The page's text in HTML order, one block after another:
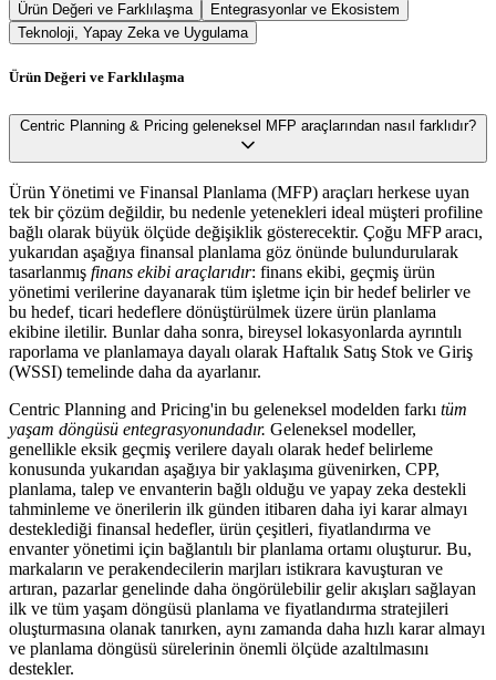
Ürün Değeri ve Farklılaşma
Entegrasyonlar ve Ekosistem
Teknoloji, Yapay Zeka ve Uygulama
Ürün Değeri ve Farklılaşma
Centric Planning & Pricing geleneksel MFP araçlarından nasıl farklıdır?
Ürün Yönetimi ve Finansal Planlama (MFP) araçları herkese uyan
tek bir çözüm değildir, bu nedenle yetenekleri ideal müşteri profiline
bağlı olarak büyük ölçüde değişiklik gösterecektir. Çoğu MFP aracı,
yukarıdan aşağıya finansal planlama göz önünde bulundurularak
tasarlanmış finans ekibi araçlarıdır: finans ekibi, geçmiş ürün
yönetimi verilerine dayanarak tüm işletme için bir hedef belirler ve
bu hedef, ticari hedeflere dönüştürülmek üzere ürün planlama
ekibine iletilir. Bunlar daha sonra, bireysel lokasyonlarda ayrıntılı
raporlama ve planlamaya dayalı olarak Haftalık Satış Stok ve Giriş
(WSSI) temelinde daha da ayarlanır.
Centric Planning and Pricing'in bu geleneksel modelden farkı tüm
yaşam döngüsü entegrasyonundadır. Geleneksel modeller,
genellikle eksik geçmiş verilere dayalı olarak hedef belirleme
konusunda yukarıdan aşağıya bir yaklaşıma güvenirken, CPP,
planlama, talep ve envanterin bağlı olduğu ve yapay zeka destekli
tahminleme ve önerilerin ilk günden itibaren daha iyi karar almayı
desteklediği finansal hedefler, ürün çeşitleri, fiyatlandırma ve
envanter yönetimi için bağlantılı bir planlama ortamı oluşturur. Bu,
markaların ve perakendecilerin marjları istikrara kavuşturan ve
artıran, pazarlar genelinde daha öngörülebilir gelir akışları sağlayan
ilk ve tüm yaşam döngüsü planlama ve fiyatlandırma stratejileri
oluşturmasına olanak tanırken, aynı zamanda daha hızlı karar almayı
ve planlama döngüsü sürelerinin önemli ölçüde azaltılmasını
destekler.